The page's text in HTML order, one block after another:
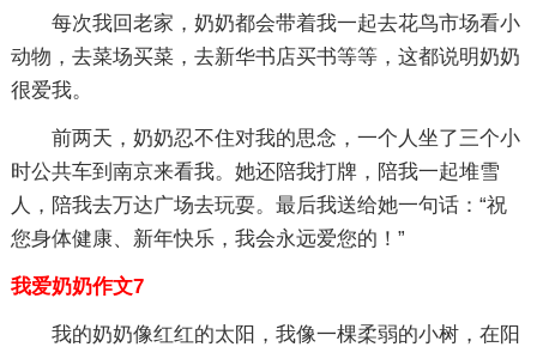
每次我回老家，奶奶都会带着我一起去花鸟市场看小
动物，去菜场买菜，去新华书店买书等等，这都说明奶奶
很爱我。
前两天，奶奶忍不住对我的思念，一个人坐了三个小
时公共车到南京来看我。她还陪我打牌，陪我一起堆雪
人，陪我去万达广场去玩耍。最后我送给她一句话：“祝
您身体健康、新年快乐，我会永远爱您的！”
我爱奶奶作文7
我的奶奶像红红的太阳，我像一棵柔弱的小树，在阳